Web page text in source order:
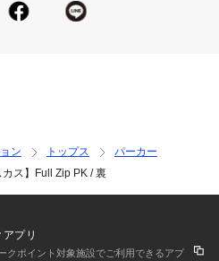
ニム＋スニーカーで王道セット
ルブランド。円盤投げをモチー
ティを背景に、スウェットを核
ックなスポーツカジュアルを展
ン トップス
パーカー
カス】Full Zip PK / 裏
プリ
クポイント対象施設でご利用できるアプ